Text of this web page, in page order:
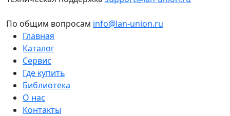
По общим вопросам info@lan-union.ru
Главная
Каталог
Сервис
Где купить
Библиотека
О нас
Контакты